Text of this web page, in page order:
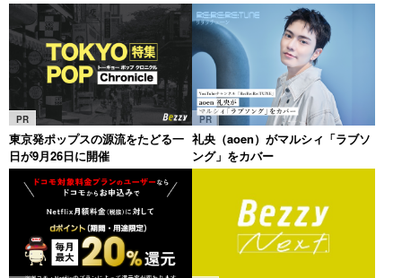
PR
東京発ポップスの源流をたどる一
日が9月26日に開催
PR
礼央（aoen）がマルシィ「ラブソ
ング」をカバー